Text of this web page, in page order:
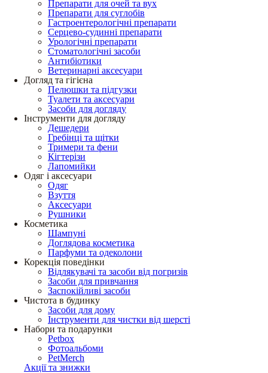
Препарати для очей та вух
Препарати для суглобів
Гастроентерологічні препарати
Серцево-судинні препарати
Урологічні препарати
Стоматологічні засоби
Антибіотики
Ветеринарні аксесуари
Догляд та гігієна
Пелюшки та підгузки
Туалети та аксесуари
Засоби для догляду
Інструменти для догляду
Дешедери
Гребінці та щітки
Тримери та фени
Кігтерізи
Лапомийки
Одяг і аксесуари
Одяг
Взуття
Аксесуари
Рушники
Косметика
Шампуні
Доглядова косметика
Парфуми та одеколони
Корекція поведінки
Відлякувачі та засоби від погризів
Засоби для привчання
Заспокійливі засоби
Чистота в будинку
Засоби для дому
Інструменти для чистки від шерсті
Набори та подарунки
Petbox
Фотоальбоми
PetMerch
Акції та знижки